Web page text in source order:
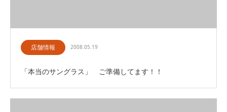
店舗情報 2008.05.19
「本当のサングラス」 ご準備してます！！